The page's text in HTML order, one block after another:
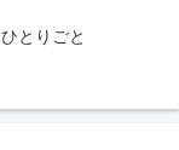
ひとりごと